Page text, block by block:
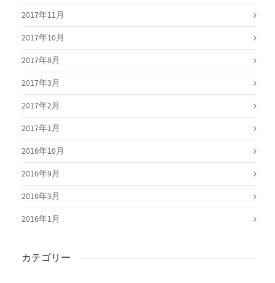
2017年11月
2017年10月
2017年8月
2017年3月
2017年2月
2017年1月
2016年10月
2016年9月
2016年3月
2016年1月
カテゴリー